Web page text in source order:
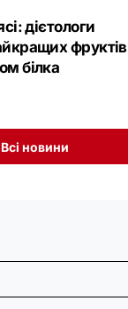
дієтологи
фруктів
білка
Всі новини